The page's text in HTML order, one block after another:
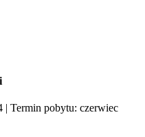
| Termin pobytu: czerwiec